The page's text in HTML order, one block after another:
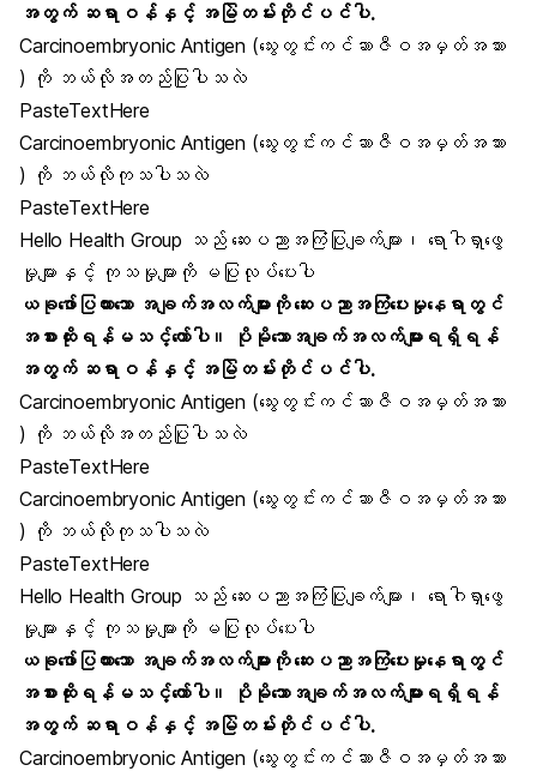
အတွက် ဆရာဝန်နှင့် အမြဲတမ်းတိုင်ပင်ပါ.
Carcinoembryonic Antigen (သွေးတွင်းကင်ဆာဇီဝအမှတ်အသား
) ကို ဘယ်လိုအတည်ပြုပါသလဲ
PasteTextHere
Carcinoembryonic Antigen (သွေးတွင်းကင်ဆာဇီဝအမှတ်အသား
) ကို ဘယ်လိုကုသပါသလဲ
PasteTextHere
Hello Health Group သည် ဆေးပညာအကြံပြုချက်များ၊ ရောဂါရှာဖွေ
မှုများနှင့် ကုသမှုများကို မပြုလုပ်ပေးပါ
ယခုဖော်ပြထားသော အချက်အလက်များကို ဆေးပညာအကြံပေးမှုနေရာတွင်
အစားထိုးရန်မသင့်တော်ပါ။ ပိုမိုသောအချက်အလက်များရရှိရန်
အတွက် ဆရာဝန်နှင့် အမြဲတမ်းတိုင်ပင်ပါ.
Carcinoembryonic Antigen (သွေးတွင်းကင်ဆာဇီဝအမှတ်အသား
) ကို ဘယ်လိုအတည်ပြုပါသလဲ
PasteTextHere
Carcinoembryonic Antigen (သွေးတွင်းကင်ဆာဇီဝအမှတ်အသား
) ကို ဘယ်လိုကုသပါသလဲ
PasteTextHere
Hello Health Group သည် ဆေးပညာအကြံပြုချက်များ၊ ရောဂါရှာဖွေ
မှုများနှင့် ကုသမှုများကို မပြုလုပ်ပေးပါ
ယခုဖော်ပြထားသော အချက်အလက်များကို ဆေးပညာအကြံပေးမှုနေရာတွင်
အစားထိုးရန်မသင့်တော်ပါ။ ပိုမိုသောအချက်အလက်များရရှိရန်
အတွက် ဆရာဝန်နှင့် အမြဲတမ်းတိုင်ပင်ပါ.
Carcinoembryonic Antigen (သွေးတွင်းကင်ဆာဇီဝအမှတ်အသား